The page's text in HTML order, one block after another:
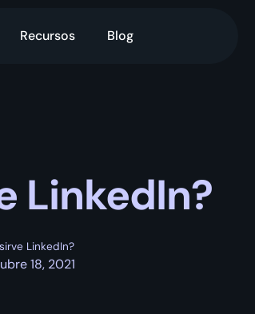
Recursos Blog
LinkedIn?
LinkedIn?
18, 2021